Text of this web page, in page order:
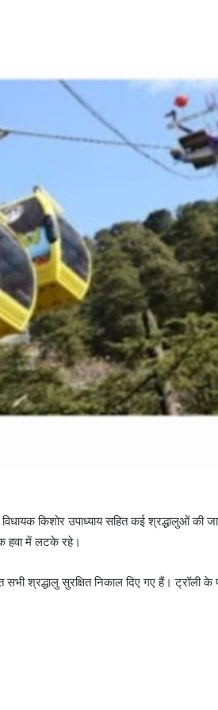
विधायक किशोर उपाध्याय सहित कई श्रद्धालुओं
हवा में लटके रहे।
श्रद्धालु सुरक्षित निकाल दिए गए हैं। ट्रॉली
में
चार
बजे
जायेगा
श्री
सूतक